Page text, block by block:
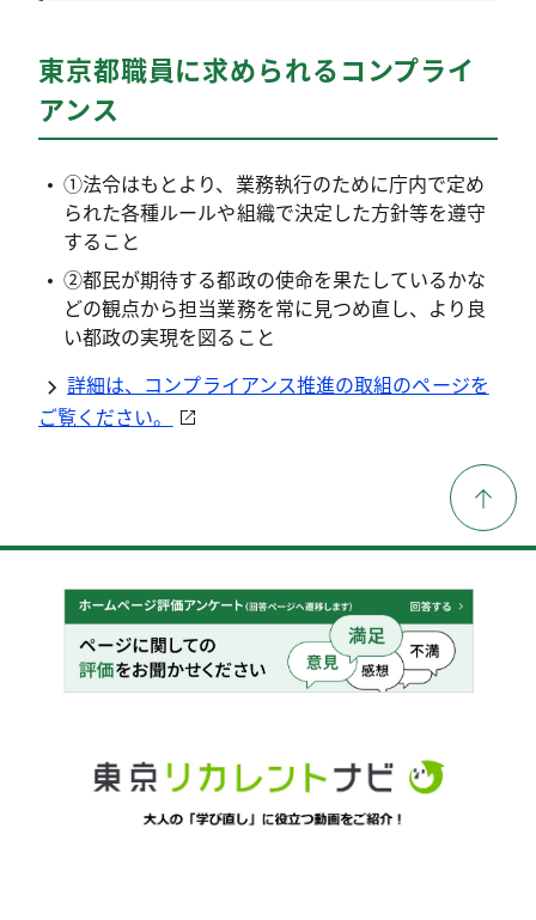
コンプライアンス推進の取組のページに第10
回東京都コンプライアンス推進委員会の開催
状況を掲載しました。
総務局
しました。
東京都職員に求められるコンプライ
アンス
①法令はもとより、業務執行のために庁内で定め
られた各種ルールや組織で決定した方針等を遵守
すること
②都民が期待する都政の使命を果たしているかな
どの観点から担当業務を常に見つめ直し、より良
い都政の実現を図ること
詳細は、コンプライアンス推進の取組のページを
ご覧ください。